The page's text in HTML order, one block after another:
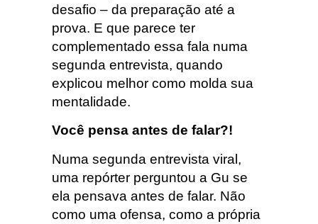
desafio – da preparação até a
prova. E que parece ter
complementado essa fala numa
segunda entrevista, quando
explicou melhor como molda sua
mentalidade.
Você pensa antes de falar?!
Numa segunda entrevista viral,
uma repórter perguntou a Gu se
ela pensava antes de falar. Não
como uma ofensa, como a própria